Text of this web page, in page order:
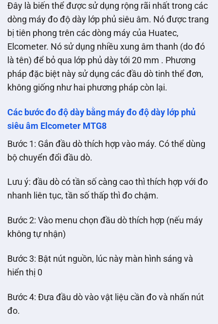
Đây là biến thể được sử dụng rộng rãi nhất trong các
dòng máy đo độ dày lớp phủ siêu âm. Nó được trang
bị tiên phong trên các dòng máy của Huatec,
Elcometer. Nó sử dụng nhiều xung âm thanh (do đó
là tên) để bỏ qua lớp phủ dày tới 20 mm . Phương
pháp đặc biệt này sử dụng các đầu dò tinh thể đơn,
không giống như hai phương pháp còn lại.
Các bước đo độ dày bằng máy đo độ dày lớp phủ
siêu âm Elcometer MTG8
Bước 1: Gắn đầu dò thích hợp vào máy. Có thể dùng
bộ chuyển đổi đầu dò.
Lưu ý: đầu dò có tần số càng cao thì thích hợp với đo
nhanh liên tục, tần số thấp thì đo chậm.
Bước 2: Vào menu chọn đầu dò thích hợp (nếu máy
không tự nhận)
Bước 3: Bật nút nguồn, lúc này màn hình sáng và
hiển thị 0
Bước 4: Đưa đầu dò vào vật liệu cần đo và nhấn nút
đo.